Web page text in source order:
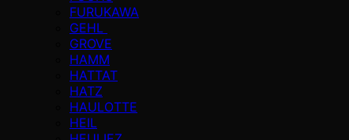
FURUKAWA
GEHL
GROVE
HAMM
HATTAT
HATZ
HAULOTTE
HEIL